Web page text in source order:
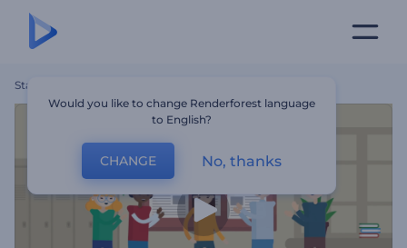
Startseite
Would you like to change Renderforest language
to English?
CHANGE No, thanks